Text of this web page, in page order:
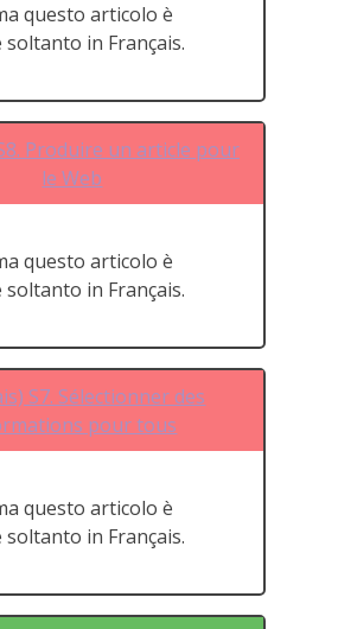
questo articolo è
in Français.
Produire un article pour
le Web
questo articolo è
in Français.
S7. Sélectionner des
pour tous
questo articolo è
in Français.